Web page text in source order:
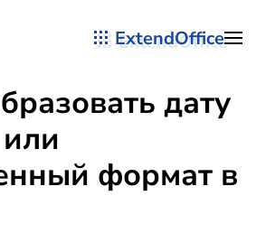
ExtendOffice
дату
формат в